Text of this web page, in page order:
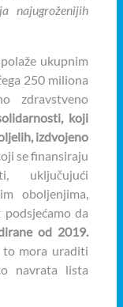
najugroženijih
ukupnim
250 miliona
zdravstveno
koji
izdvojeno
se finansiraju
uključujući
oboljenjima,
da
od 2019.
to mora uraditi
navrata lista